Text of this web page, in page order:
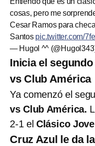
cosas, pero me
Cesar Ramos para
Santos pic.twitter.com/
— Hugol ^^
Inicia el
vs Club América
Ya comenzó el
vs Club América.
2-1 el Clásico
Cruz Azul le da